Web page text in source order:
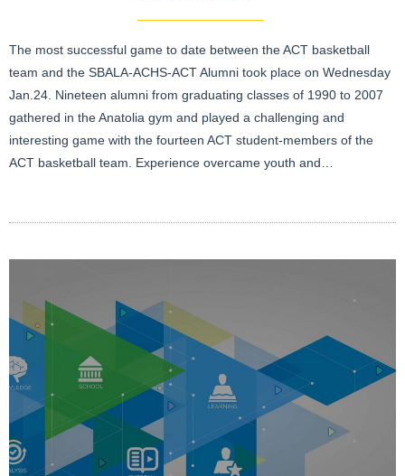
The most successful game to date between the ACT basketball
team and the SBALA-ACHS-ACT Alumni took place on Wednesday
Jan.24. Nineteen alumni from graduating classes of 1990 to 2007
gathered in the Anatolia gym and played a challenging and
interesting game with the fourteen ACT student-members of the
ACT basketball team. Experience overcame youth and…